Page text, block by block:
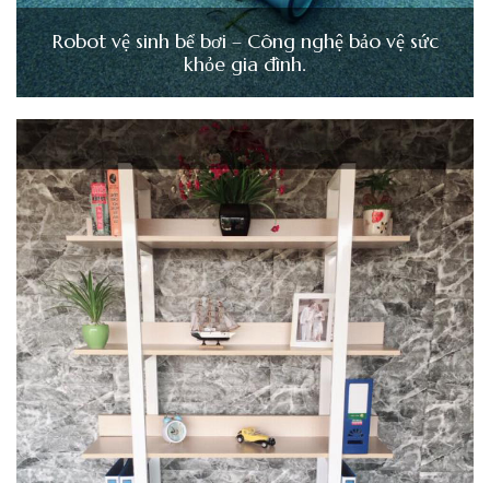
Robot vệ sinh bể bơi – Công nghệ bảo vệ sức
khỏe gia đình.